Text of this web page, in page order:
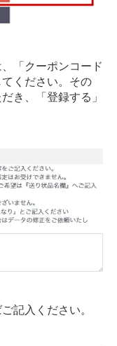
「クーポンコード
ください。その
き、「登録する」
記入ください。